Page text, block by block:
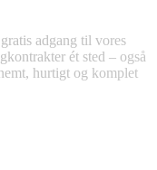
adgang til vores
ét sted – også
hurtigt og komplet